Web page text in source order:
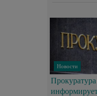
Новости
Прокуратура